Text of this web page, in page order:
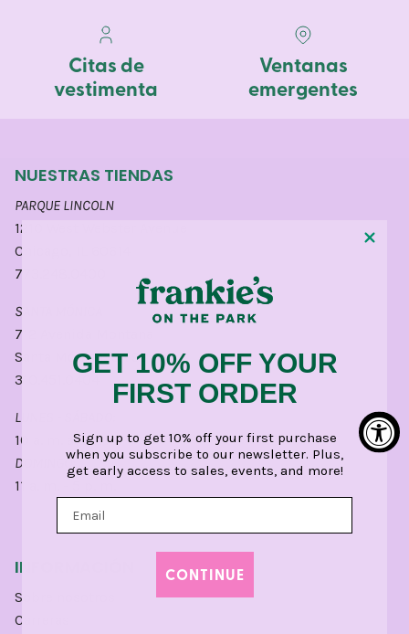
Citas de
vestimenta
Ventanas
emergentes
NUESTRAS TIENDAS
PARQUE LINCOLN
1210 West Webster Avenue
Chicago, IL 60614
773.248.0400
SANTA MÓNICA
712 Avenida Montana
Santa Mónica, CA 90403
310.451.0404
LUNES - SÁBADO:
10 a. m. a 6 p. m.
DOMINGO:
11 a. m. - 5 p. m.
INFORMACIÓN
Sobre nosotros
Carreras
GET 10% OFF YOUR
FIRST ORDER
Sign up to get 10% off your first purchase
when you subscribe to our newsletter. Plus,
get early access to sales, events, and more!
CONTINUE